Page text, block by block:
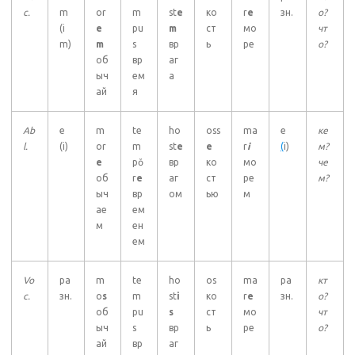
c.
m
(i
m)
or
e
m
об
ыч
ай
m
pu
s
вр
ем
я
ste
m
вр
аг
а
ко
ст
ь
re
мо
ре
зн.
о?
чт
о?
Ab
l.
e
(i)
m
or
e
об
ыч
ае
м
te
m
pŏ
re
вр
ем
ен
ем
ho
ste
вр
аг
ом
oss
e
ко
ст
ью
ma
ri
мо
ре
м
e
(i)
ке
м?
че
м?
Vo
c.
ра
зн.
m
os
об
ыч
ай
te
m
pu
s
вр
ho
sti
s
вр
аг
os
ко
ст
ь
ma
re
мо
ре
ра
зн.
кт
о?
чт
о?